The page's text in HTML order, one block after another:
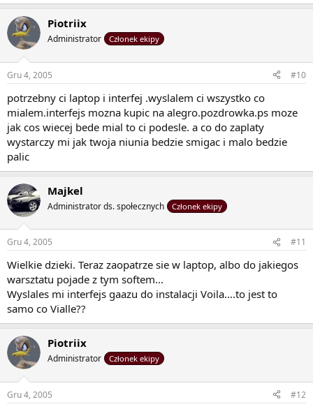
Piotriix
Administrator Członek ekipy
Gru 4, 2005 #10
potrzebny ci laptop i interfej .wyslalem ci wszystko co
mialem.interfejs mozna kupic na alegro.pozdrowka.ps moze
jak cos wiecej bede mial to ci podesle. a co do zaplaty
wystarczy mi jak twoja niunia bedzie smigac i malo bedzie
palic
Majkel
Administrator ds. społecznych Członek ekipy
Gru 4, 2005 #11
Wielkie dzieki. Teraz zaopatrze sie w laptop, albo do jakiegos
warsztatu pojade z tym softem...
Wyslales mi interfejs gaazu do instalacji Voila....to jest to
samo co Vialle??
Piotriix
Administrator Członek ekipy
Gru 4, 2005 #12